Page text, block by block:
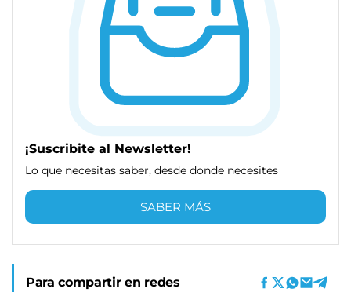
¡Suscribite al Newsletter!
Lo que necesitas saber, desde donde necesites
SABER MÁS
Para compartir en redes